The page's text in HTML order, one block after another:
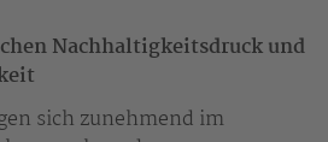
Nachhaltigkeitsdruck und
sich zunehmend im